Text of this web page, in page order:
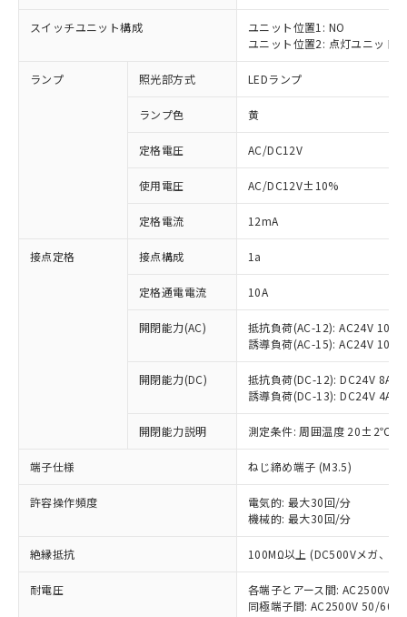
スイッチユニット構成
ユニット位置1: NO
ユニット位置2: 点灯ユニット
ランプ 照光部方式 LEDランプ
ランプ色 黄
定格電圧 AC/DC12V
使用電圧 AC/DC12V±10%
定格電流 12mA
接点定格 接点構成 1a
定格通電電流 10A
開閉能力(AC)
抵抗負荷(AC-12): AC24V 10A/
誘導負荷(AC-15): AC24V
開閉能力(DC)
抵抗負荷(DC-12): DC24V 8A/
誘導負荷(DC-13): DC24V 4A/
開閉能力説明 測定条件: 周囲温度 20±2℃、
端子仕様 ねじ締め端子 (M3.5)
許容操作頻度
電気的: 最大30回/分
機械的: 最大30回/分
絶縁抵抗 100MΩ以上 (DC500Vメガ、点
耐電圧
各端子とアース間: AC2500V
同極端子間: AC2500V 50/
ご利用条件
以下の条件をお読みいただき、同意のうえ
本サービスは、当社制御機器事業取扱
商品の当社在庫状況および標準価格
(税抜)を提供させていただくもので
当社制御機器事業取扱商品の中には、
本サービスの対象外となる商品もある
ことをご了承ください。
在庫状況および標準価格照会結果は、
記載している更新日時点での社内デー
タに基づき作成されるものであり、閲
覧された時点での実際の在庫および標
準価格とは異なる場合があることをご
対応済み：EU RoHS指令（10物質）の
非含有に対応した製品が提供可能な商品で
す。
対応予定：EU RoHS指令（10物質）の非含
有に対応した製品に切り替える予定のある
対応予定なし：EU RoHS指令（10物質）の
非含有に非対応の商品で、対応品を出す予
調査・確認中：EU RoHS指令（10物質）の
非含有の対応状況を調査中または確認中の
非該当品：ライセンス料など無形物で、有
害物質有無と関係のない商品です。
仕入先様の事情により、非含有部品として
いたものが、含有品と判明した場合などや
むを得ず変更することがあります。
*EU RoHS指令（10物質）：
鉛(Pb) 1000ppm以下、 水銀(Hg) 1000ppm以下、 カド
六価クロム(Cr(Ⅵ)) 1000ppm以下、ポリ臭化ビフェニル
類(PBB) 1000ppm以下、ポリ臭化ジフェニルエーテル類
「○」：最大均質材料含有率が中国RoHSの
基準値以下であることを示します。
「×」：最大均質材料含有率が中国RoHSの
基準値を超えていることを示します。
「－」：未確認です。当社販売部門へお問
*中国RoHS10物質の基準値 (GB/T26572)：
Pb(鉛) :1000ppm、 Hg(水銀) : 1000ppm、 Cd(カドミウ
Cr(Ⅵ)(六価クロム) : 1000ppm、 PBBs(ポリ臭化ビフェ
当社は、これら貴社製品のうち、外国
為替および外国貿易法に定める商品
（以下｢規制貨物等」という）を輸出
または国外への提供する場合は、日本
可)を取得するなどの必要な手続きを